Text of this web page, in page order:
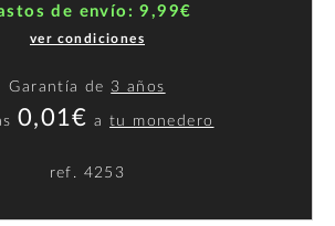
de envío: 9,99€
ver condiciones
Garantía de 3 años
0,01€ atu monedero
ref. 4253